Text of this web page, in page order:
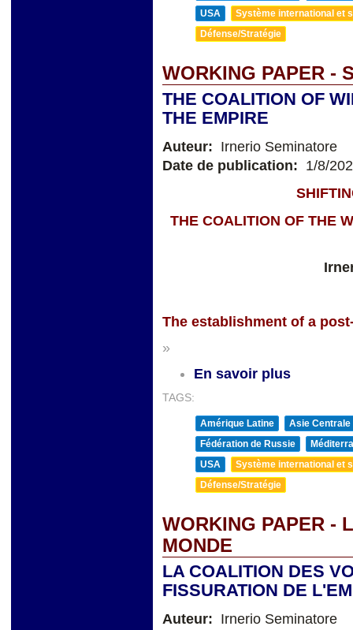
USA
Système international et
Défense/Stratégie
WORKING PAPER -
THE COALITION OF
THE EMPIRE
Auteur: Irnerio Seminatore
Date de publication: 1/8/
THE COALITION OF THE
The establishment of a
»
En savoir plus
TAGS:
Amérique Latine
Asie Centrale
Fédération de Russie
USA
Système international et
Défense/Stratégie
WORKING PAPER -
MONDE
LA COALITION DES
FISSURATION DE
Auteur: Irnerio Seminatore